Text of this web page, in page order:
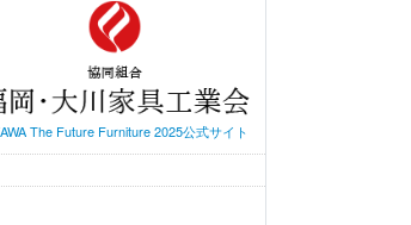
The Future Furniture 2025公式サイト